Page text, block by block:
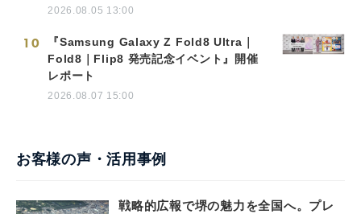
2026.08.05 13:00
10
『Samsung Galaxy Z Fold8 Ultra｜
Fold8｜Flip8 発売記念イベント』開催
レポート
2026.08.07 15:00
お客様の声・活用事例
戦略的広報で堺の魅力を全国へ。プレ